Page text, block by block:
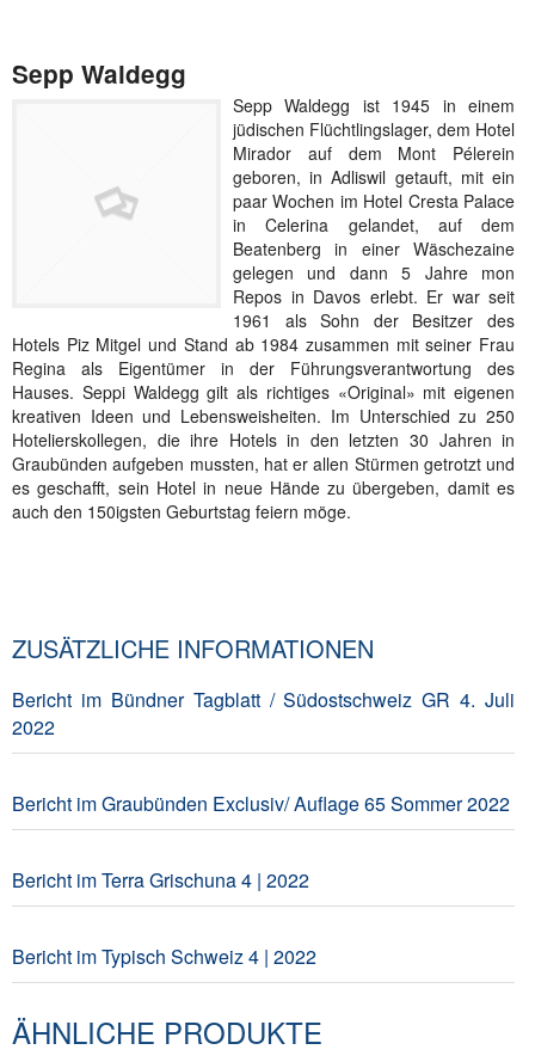
Sepp Waldegg
Sepp Waldegg ist 1945 in einem
jüdischen Flüchtlingslager, dem Hotel
Mirador auf dem Mont Pélerein
geboren, in Adliswil getauft, mit ein
paar Wochen im Hotel Cresta Palace
in Celerina gelandet, auf dem
Beatenberg in einer Wäschezaine
gelegen und dann 5 Jahre mon
Repos in Davos erlebt. Er war seit
1961 als Sohn der Besitzer des
Hotels Piz Mitgel und Stand ab 1984 zusammen mit seiner Frau
Regina als Eigentümer in der Führungsverantwortung des
Hauses. Seppi Waldegg gilt als richtiges «Original» mit eigenen
kreativen Ideen und Lebensweisheiten. Im Unterschied zu 250
Hotelierskollegen, die ihre Hotels in den letzten 30 Jahren in
Graubünden aufgeben mussten, hat er allen Stürmen getrotzt und
es geschafft, sein Hotel in neue Hände zu übergeben, damit es
auch den 150igsten Geburtstag feiern möge.
ZUSÄTZLICHE INFORMATIONEN
Bericht im Bündner Tagblatt / Südostschweiz GR 4. Juli
2022
Bericht im Graubünden Exclusiv/ Auflage 65 Sommer 2022
Bericht im Terra Grischuna 4 | 2022
Bericht im Typisch Schweiz 4 | 2022
ÄHNLICHE PRODUKTE